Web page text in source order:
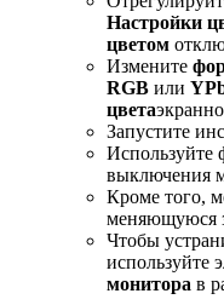
Настройки
цветом
Измените
RGB или
цвета
Запустите
выключения
Кроме того,
меняющуюся
Чтобы
используйте
монитора в